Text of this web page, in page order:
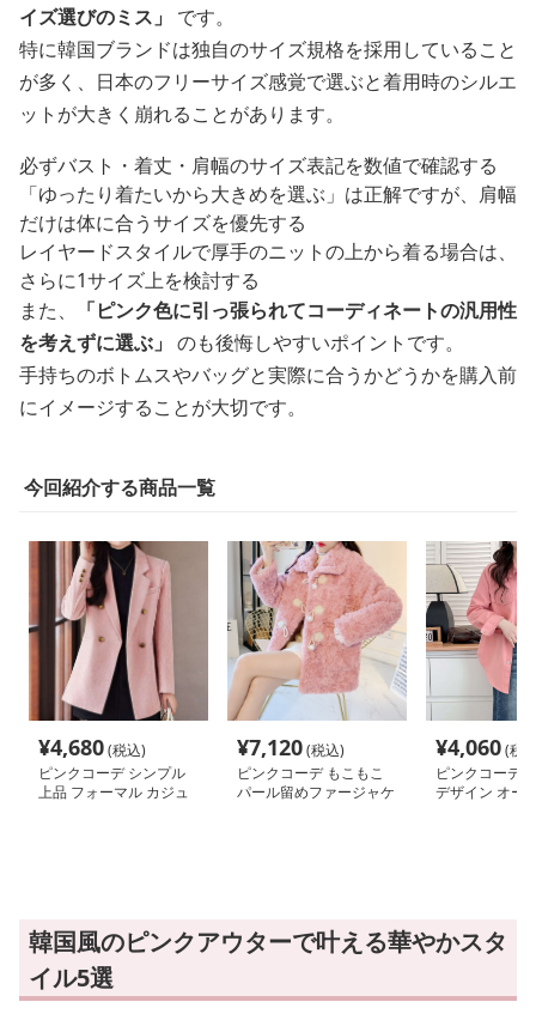
イズ選びのミス」
です。
特に韓国ブランドは独自のサイズ規格を採用していること
が多く、日本のフリーサイズ感覚で選ぶと着用時のシルエ
ットが大きく崩れることがあります。
必ずバスト・着丈・肩幅のサイズ表記を数値で確認する
「ゆったり着たいから大きめを選ぶ」は正解ですが、肩幅
だけは体に合うサイズを優先する
レイヤードスタイルで厚手のニットの上から着る場合は、
さらに1サイズ上を検討する
また、
「ピンク色に引っ張られてコーディネートの汎用性
を考えずに選ぶ」 のも後悔しやすいポイントです。
手持ちのボトムスやバッグと実際に合うかどうかを購入前
にイメージすることが大切です。
今回紹介する商品一覧
¥4,680(税込)
ピンクコーデ シンプル
上品 フォーマル カジュ
¥7,120(税込)
ピンクコーデ もこもこ
パール留めファージャケ
¥4,060(税
ピンクコーデ
デザイン オー
韓国風のピンクアウターで叶える華やかスタ
イル5選